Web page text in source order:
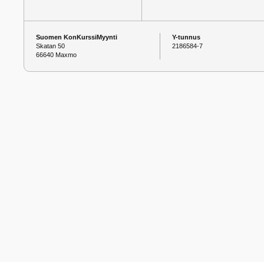
Suomen KonKurssiMyynti
Skatan 50
66640 Maxmo
Y-tunnus
2186584-7